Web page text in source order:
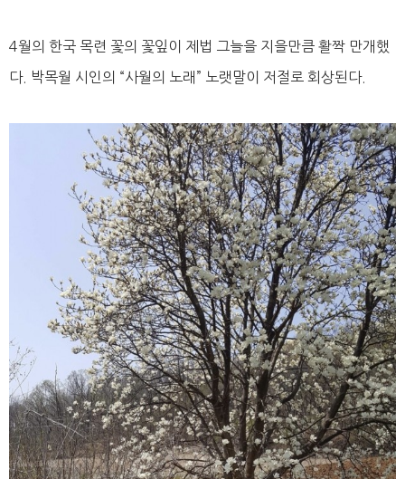
4월의 한국 목련 꽃의 꽃잎이 제법 그늘을 지을만큼 활짝 만개했
다. 박목월 시인의 “사월의 노래” 노랫말이 저절로 회상된다.